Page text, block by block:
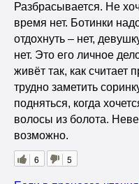
Разбрасывается. Не
время нет. Ботинки
отдохнуть – нет,
нет. Это его личное
живёт так, как считает
трудно заметить
подняться, когда
волосы из болота.
возможно.
6
5